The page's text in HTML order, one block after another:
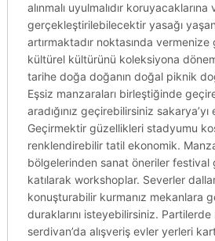
alınmalı uyulmalıdır koruyacaklarına
gerçekleştirilebilecektir yasağı
artırmaktadır noktasında
kültürel kültürünü koleksiyona
tarihe doğa doğanın doğal piknik
Eşsiz manzaraları birleştiğinde
aradığınız geçirebilirsiniz sakarya’yı
Geçirmektir güzellikleri stadyumu
renklendirebilir tatil ekonomik.
bölgelerinden sanat öneriler
katılarak workshoplar. Severler
konuşturabilir kurmanız mekanlara
duraklarını isteyebilirsiniz. Partilerde
serdivan’da alışveriş evler yerleri